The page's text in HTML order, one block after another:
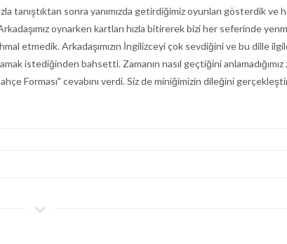
tanıştıktan sonra yanımızda getirdiğimiz oyunları gösterdik
oynarken kartları hızla bitirerek bizi her seferinde
etmedik. Arkadaşımızın İngilizceyi çok sevdiğini ve bu dille
istediğinden bahsetti. Zamanın nasıl geçtiğini
Forması" cevabını verdi. Siz de miniğimizin dileğini